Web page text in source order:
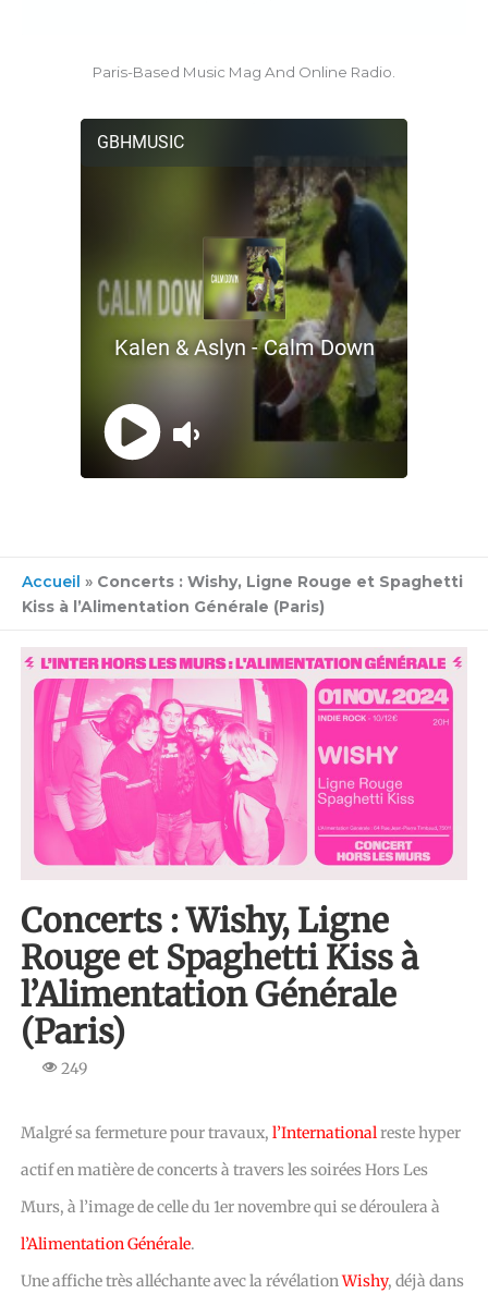
Paris-Based Music Mag And Online Radio.
Accueil » Concerts : Wishy, Ligne Rouge et Spaghetti
Kiss à l’Alimentation Générale (Paris)
Concerts : Wishy, Ligne
Rouge et Spaghetti Kiss à
l’Alimentation Générale
(Paris)
249
Malgré sa fermeture pour travaux,l’Internationalreste hyper
actif en matière de concerts à travers les soirées Hors Les
Murs, à l’image de celle du 1er novembre qui se déroulera à
l’Alimentation Générale.
Une affiche très alléchante avec la révélationWishy, déjà dans